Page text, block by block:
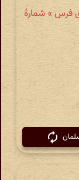
فرس » شمارهٔ